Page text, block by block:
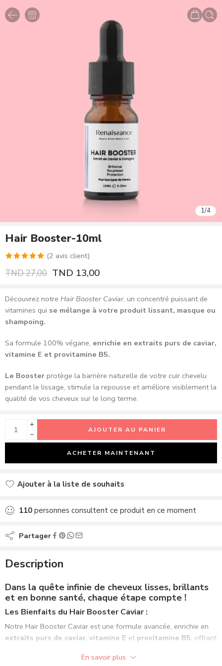
1/4
Hair Booster-10ml
Noté 5.00
sur 5 basé
2
notations
client
(2 avis client)
TND27,00 TND 13,00
Découvrez notre Hair Booster Caviar, un concentré puissant de
vitamines qui se mélange à votre produit lissant, masque ou
shampoing.
Sa formule 100% végane, enrichie en extraits purs de caviar,
vitamine E et provitamine B5.
Le Booster protège la barrière naturelle de votre cuir chevelu
pendant le lissage, stimule la repousse et améliore visiblement la
qualité de vos cheveux sur le long terme.
AJOUTER AU PANIER
ACHETER MAINTENANT
Ajouter à la liste de souhaits
110 personnes consultent ce produit en ce moment
Partager
Description
Dans la quête infinie de cheveux lisses, brillants
et en bonne santé, chaque étape compte !
Les Bienfaits du Hair Booster Caviar:
Notre Hair Booster Caviar est une formule avancée, enrichie en
extraits purs de caviar, vitamine E et provitamine B5, offrant
En savoir plus